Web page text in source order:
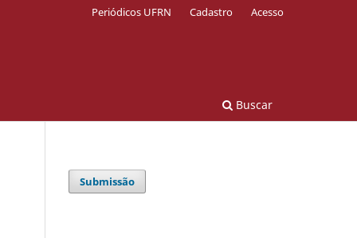
Buscar
Periódicos UFRN Cadastro Acesso
Submissão